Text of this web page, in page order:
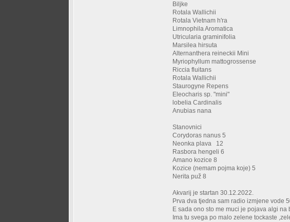
Biljke
Rotala Wallichii
Rotala Vietnam h'ra
Limnophila Aromatica
Utricularia graminifolia
Marsilea hirsuta
Alternanthera reineckii Mini
Myriophyllum mattogrossense
Riccia fluitans
Rotala Wallichii
Staurogyne Repens
Eleocharis sp. "mini"
lobelia Cardinalis
Anubias nana
Stanovnici
Corydoras nanus 5
Neonka plava 12
Rasbora hengeli 6
Amano kozice 8
Kozice (nemam pojma koje) 5
Nerita puž 8
Akvarij je startan 30.12.2022.
Prva dva tjedna sam radio izmjene vode
E sada ono sto me muci je pojava algi
Ima tu svega po malo zelene tockaste